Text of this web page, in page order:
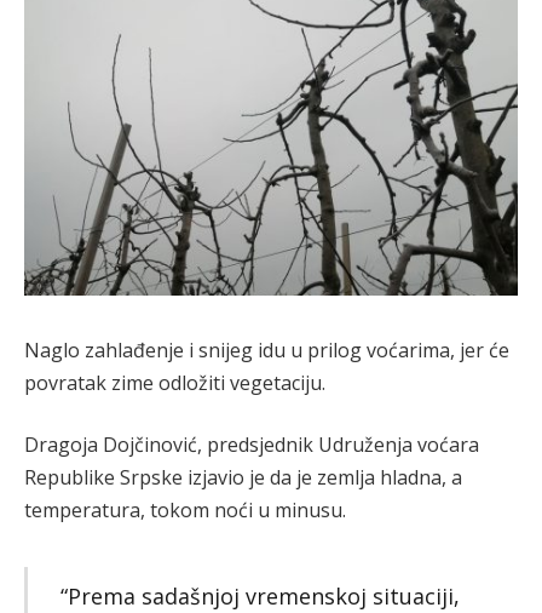
Naglo zahlađenje i snijeg idu u prilog voćarima, jer će
povratak zime odložiti vegetaciju.
Dragoja Dojčinović, predsjednik Udruženja voćara
Republike Srpske izjavio je da je zemlja hladna, a
temperatura, tokom noći u minusu.
“Prema sadašnjoj vremenskoj situaciji,